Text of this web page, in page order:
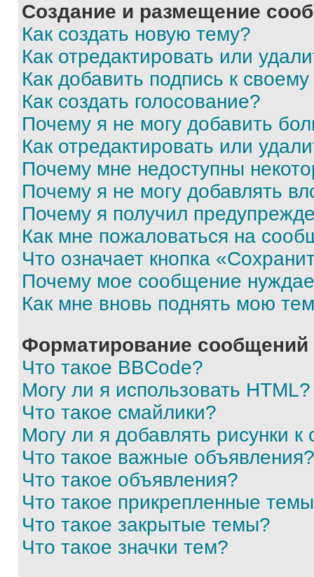
Создание и размещение
Как создать новую тему?
Как отредактировать или
Как добавить подпись к
Как создать голосование?
Почему я не могу добавить
Как отредактировать или
Почему мне недоступны
Почему я не могу добавлять
Почему я получил
Как мне пожаловаться на
Что означает кнопка
Почему мое сообщение
Как мне вновь поднять мою
Форматирование
Что такое BBCode?
Могу ли я использовать HTML?
Что такое смайлики?
Могу ли я добавлять рисунки
Что такое важные объявления?
Что такое объявления?
Что такое прикрепленные
Что такое закрытые темы?
Что такое значки тем?